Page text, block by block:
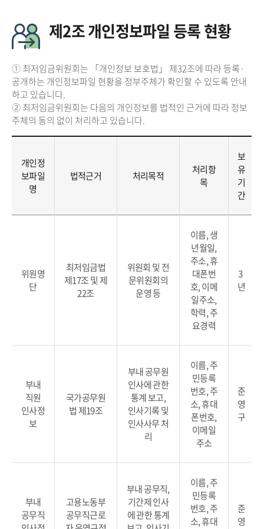
제2조 개인정보파일 등록 현황
① 최저임금위원회는 「개인정보 보호법」 제32조에 따라 등록·
공개하는 개인정보파일 현황을 정부주체가 확인할 수 있도록 안내
하고 있습니다.
② 최저임금위원회는 다음의 개인정보를 법적인 근거에 따라 정보
주체의 동의 없이 처리하고 있습니다.
개인정
보파일
명
법적근거 처리목적
처리항
목
보
유
기
간
위원명
단
최저임금법
제17조 및 제
22조
위원회 및 전
문위원회의
운영 등
이름, 생
년월일,
주소, 휴
대폰번
호, 이메
일주소,
학력, 주
요경력
3
년
부내
직원
인사정
보
국가공무원
법 제19조
부내 공무원
인사에 관한
통계 보고,
인사기록 및
인사사무 처
리
이름, 주
민등록
번호, 주
소, 휴대
폰번호,
이메일
주소
준
영
구
부내
공무직
고용노동부
공무직근로
부내 공무직,
기간제 인사
에 관한 통계
이름, 주
민등록
번호, 주
소, 휴대
준
영